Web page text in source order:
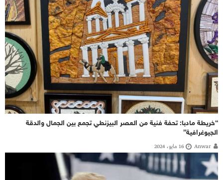
“خريطة مادبا: تحفة فنية من العصر البيزنطي تجمع بين الجمال والدقة
الجيوغرافية”
Anwar 16 مايو، 2024